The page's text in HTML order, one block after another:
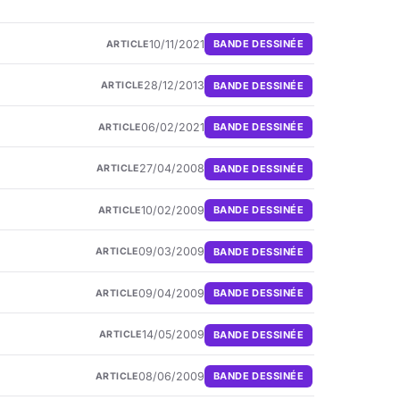
ARTICLE10/11/2021 BANDE DESSINÉE
ARTICLE28/12/2013 BANDE DESSINÉE
ARTICLE06/02/2021 BANDE DESSINÉE
ARTICLE27/04/2008 BANDE DESSINÉE
ARTICLE10/02/2009 BANDE DESSINÉE
ARTICLE09/03/2009 BANDE DESSINÉE
ARTICLE09/04/2009 BANDE DESSINÉE
ARTICLE14/05/2009 BANDE DESSINÉE
ARTICLE08/06/2009 BANDE DESSINÉE